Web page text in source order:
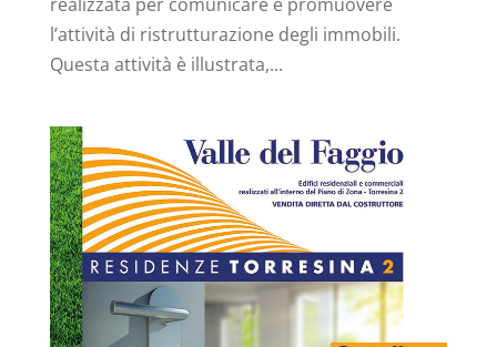
l’attività di ristrutturazione degli immobili.
Questa attività è illustrata,...